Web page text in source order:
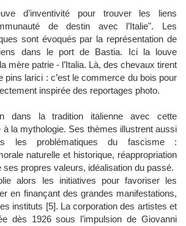
d’inventivité pour trouver les liens
de destin avec l’Italie". Les
sont évoqués par la représentation de
dans le port de Bastia. Ici la louve
mère patrie - l’Italia. Là, des chevaux tirent
pins larici : c’est le commerce du bois pour
inspirée des reportages photo.
dans la tradition italienne avec cette
à la mythologie. Ses thèmes illustrent aussi
les problématiques du fascisme :
naturelle et historique, réappropriation
ses propres valeurs, idéalisation du passé.
alors les initiatives pour favoriser les
en finançant des grandes manifestations,
instituts [5]. La corporation des artistes et
dès 1926 sous l’impulsion de Giovanni